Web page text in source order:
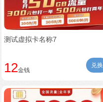
测试虚拟卡名称7
兑换
12金钱